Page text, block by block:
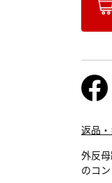
返品
外反
のコ